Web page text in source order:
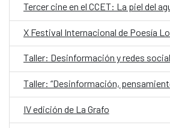
Tercer cine en el CCET: La piel del
X Festival Internacional de Poesía
Taller: Desinformación y redes
IV edición de La Grafo